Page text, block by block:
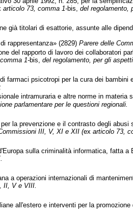
articolo 73, comma 1-bis, del regolamento,
già titolari di esattorie, assunte alle
rappresentanza» (2829) Parere delle
del rapporto di lavoro dei collaboratori
1-bis, del regolamento, per gli
farmaci psicotropi per la cura dei bambini
intramuraria e altre norme in materia
parlamentare per le questioni regionali.
la prevenzione e il contrasto degli
III, V, XI e XII (ex articolo 73,
sulla criminalità informatica, fatta
a operazioni internazionali di
II, V e VIII.
all'estero e interventi per la